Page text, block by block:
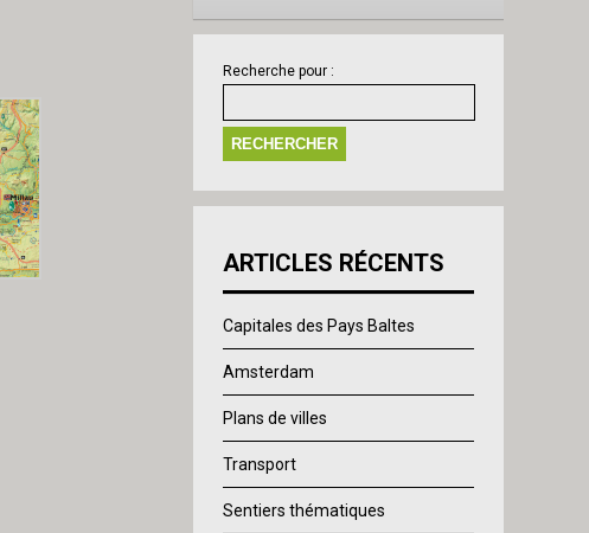
Recherche pour :
ARTICLES RÉCENTS
Capitales des Pays Baltes
Amsterdam
Plans de villes
Transport
Sentiers thématiques